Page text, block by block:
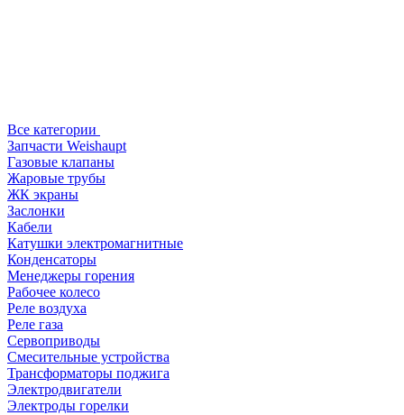
Все категории
Запчасти Weishaupt
Газовые клапаны
Жаровые трубы
ЖК экраны
Заслонки
Кабели
Катушки электромагнитные
Конденсаторы
Менеджеры горения
Рабочее колесо
Реле воздухa
Реле газа
Сервоприводы
Смесительные устройства
Трансформаторы поджига
Электродвигатели
Электроды горелки